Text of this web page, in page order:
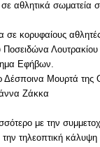
σε αθλητικά
σε κορυφαίους
Ποσειδώνα
Εφήβων.
Δέσποινα Μουρτά
Ζάκκα
με την
την τηλεοπτική